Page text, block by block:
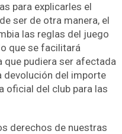
para explicarles el
ser de otra manera, el
las reglas del juego
que se facilitará
que pudiera ser afectada
devolución del importe
oficial del club para las
derechos de nuestras